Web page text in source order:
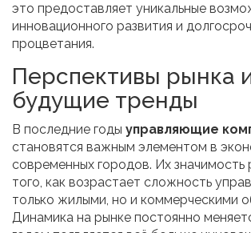
это предоставляет уникальные
инновационного развития и
процветания.
Перспективы рынка
будущие тренды
В последние годы управляющие
становятся важным элементом в
современных городов. Их значимость
того, как возрастает сложность
только жилыми, но и коммерческими
Динамика на рынке постоянно